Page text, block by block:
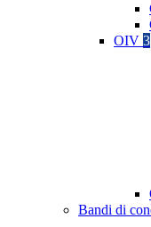
OIV 3
Bandi di